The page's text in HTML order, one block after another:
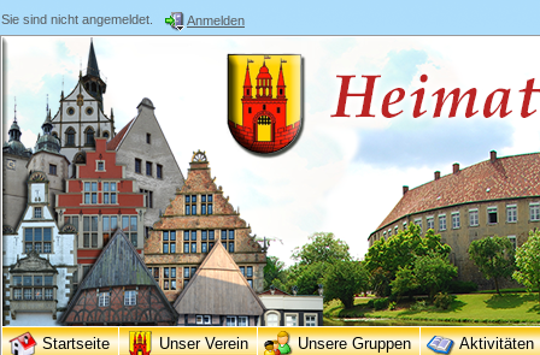
Sie sind nicht angemeldet. Anmelden
Startseite Unser Verein Unsere Gruppen Aktivitäten